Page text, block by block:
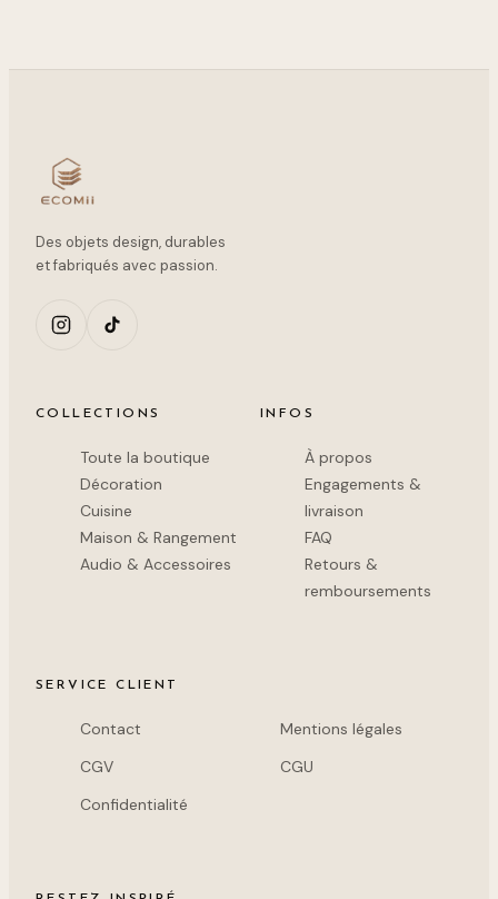
Des objets design, durables
et fabriqués avec passion.
COLLECTIONS
Toute la boutique
Décoration
Cuisine
Maison & Rangement
Audio & Accessoires
INFOS
À propos
Engagements &
livraison
FAQ
Retours &
remboursements
SERVICE CLIENT
Contact
Mentions légales
CGV
CGU
Confidentialité